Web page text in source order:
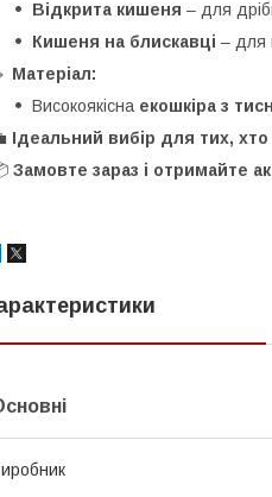
Відкрита кишеня – для
Кишеня на блискавці – для
Матеріал:
Високоякісна екошкіра з
Ідеальний вибір для тих, хто
Замовте зараз і отримайте